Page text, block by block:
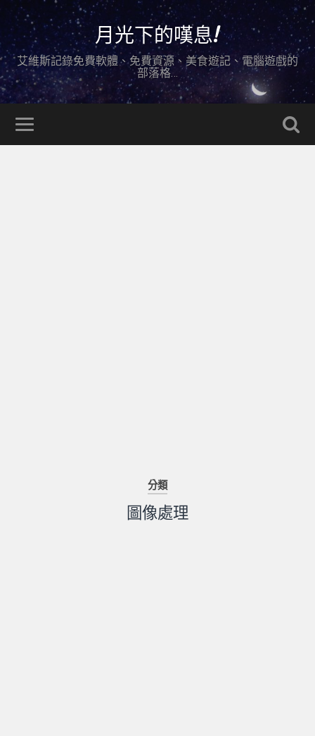
月光下的嘆息!
艾維斯記錄免費軟體、免費資源、美食遊記、電腦遊戲的
部落格…
分類
圖像處理